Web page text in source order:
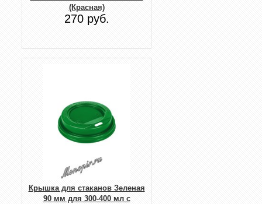
(Красная)
270 руб.
Крышка для стаканов Зеленая
90 мм для 300-400 мл с